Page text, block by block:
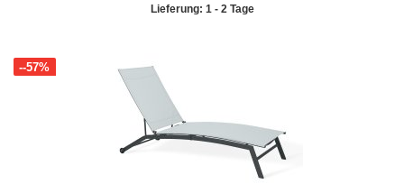
Lieferung: 1 - 2 Tage
--57%